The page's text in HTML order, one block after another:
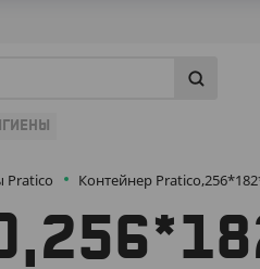
Pratico Контейнер